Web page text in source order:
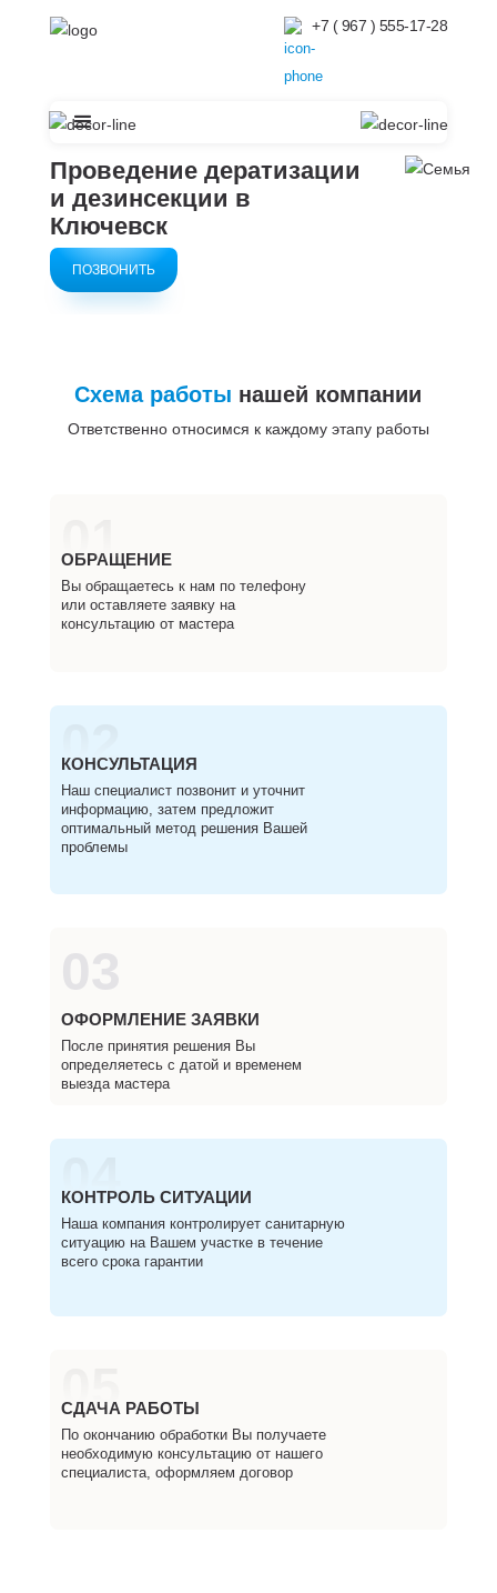
+7 ( 967 ) 555-17-28
Проведение дератизации
и дезинсекции в
Ключевск
ПОЗВОНИТЬ
Схема работы нашей компании
Ответственно относимся к каждому этапу работы
01
ОБРАЩЕНИЕ
Вы обращаетесь к нам по телефону
или оставляете заявку на
консультацию от мастера
02
КОНСУЛЬТАЦИЯ
Наш специалист позвонит и уточнит
информацию, затем предложит
оптимальный метод решения Вашей
проблемы
ОФОРМЛЕНИЕ ЗАЯВКИ
После принятия решения Вы
определяетесь с датой и временем
выезда мастера
04
КОНТРОЛЬ СИТУАЦИИ
Наша компания контролирует санитарную
ситуацию на Вашем участке в течение
всего срока гарантии
05
СДАЧА РАБОТЫ
По окончанию обработки Вы получаете
необходимую консультацию от нашего
специалиста, оформляем договор